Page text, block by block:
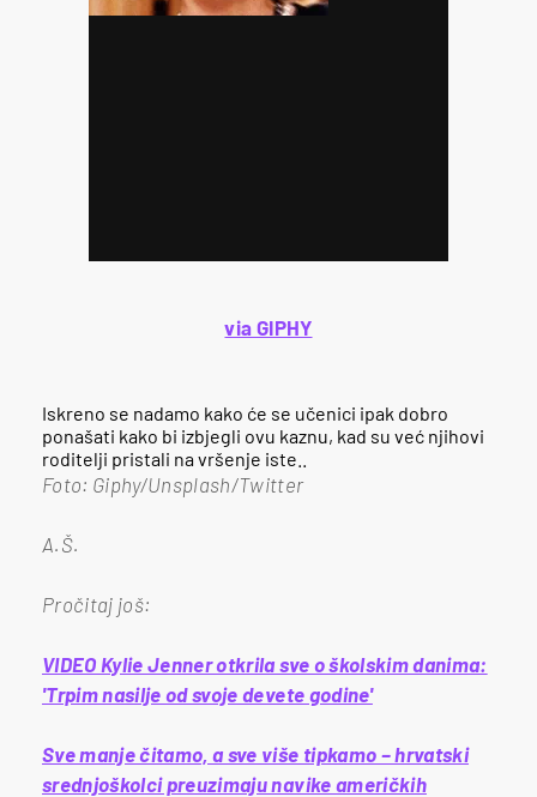
via GIPHY
Iskreno se nadamo kako će se učenici ipak dobro
ponašati kako bi izbjegli ovu kaznu, kad su već njihovi
roditelji pristali na vršenje iste..
Foto: Giphy/Unsplash/Twitter
A.Š.
Pročitaj još:
VIDEO Kylie Jenner otkrila sve o školskim danima:
'Trpim nasilje od svoje devete godine'
Sve manje čitamo, a sve više tipkamo – hrvatski
srednjoškolci preuzimaju navike američkih